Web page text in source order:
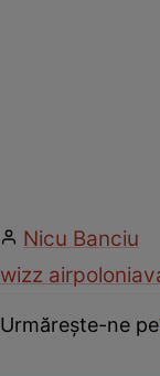
Nicu Banciu
wizz airpolonia
Urmărește-ne pe